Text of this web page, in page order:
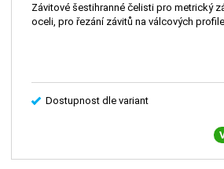
Závitové šestihranné čelisti pro metrický
oceli, pro řezání závitů na válcových
Dostupnost dle variant